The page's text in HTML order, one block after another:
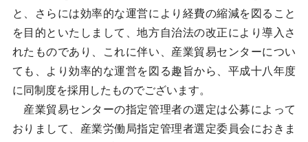
と、さらには効率的な運営により経費の縮減を図ること
を目的といたしまして、地方自治法の改正により導入さ
れたものであり、これに伴い、産業貿易センターについ
ても、より効率的な運営を図る趣旨から、平成十八年度
に同制度を採用したものでございます。
産業貿易センターの指定管理者の選定は公募によって
おりまして、産業労働局指定管理者選定委員会におきま